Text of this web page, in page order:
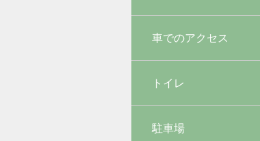
車でのアクセス
トイレ
駐車場